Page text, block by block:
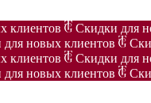
клиентов Скидки для
новых клиентов
клиентов Скидки для
новых клиентов